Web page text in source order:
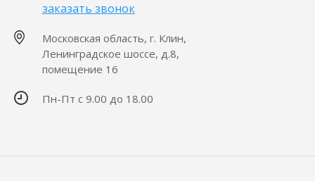
заказать звонок
Московская область, г. Клин,
Ленинградское шоссе, д.8,
помещение 16
Пн-Пт с 9.00 до 18.00